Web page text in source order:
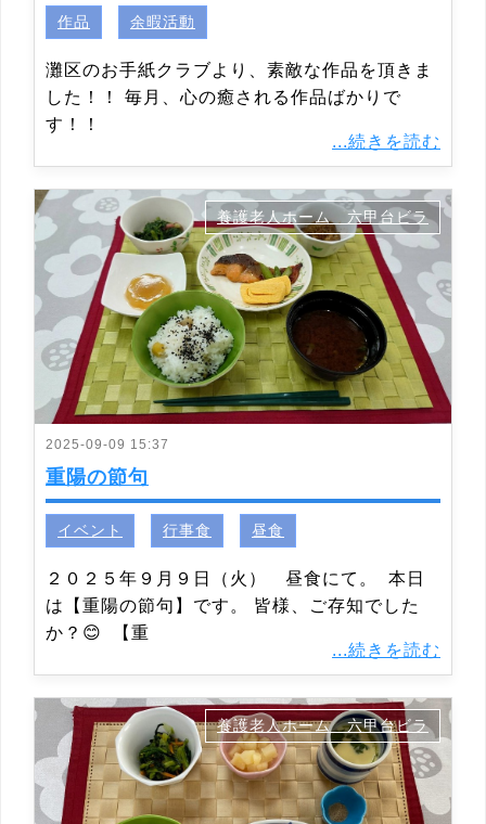
作品 余暇活動
灘区のお手紙クラブより、素敵な作品を頂きま
した！！ 毎月、心の癒される作品ばかりで
す！！
...続きを読む
2025-09-09 15:37
重陽の節句
養護老人ホーム 六甲台ビラ
イベント 行事食 昼食
２０２５年９月９日（火） 昼食にて。 本日
は【重陽の節句】です。 皆様、ご存知でした
か？😊 【重
...続きを読む
養護老人ホーム 六甲台ビラ